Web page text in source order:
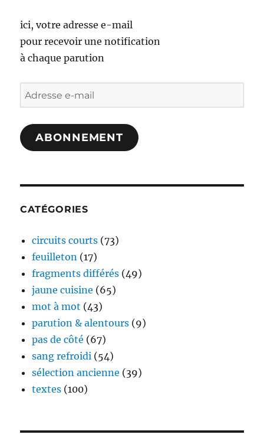
ici, votre adresse e-mail
pour recevoir une notification
à chaque parution
Adresse
e-
mail
ABONNEMENT
CATÉGORIES
circuits courts (73)
feuilleton (17)
fragments différés (49)
jaune cuisine (65)
mot à mot (43)
parution & alentours (9)
pas de côté (67)
sang refroidi (54)
sélection ancienne (39)
textes (100)